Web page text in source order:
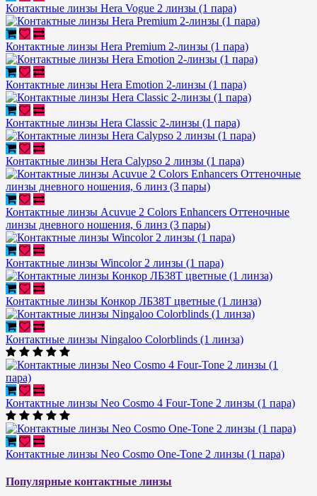
Контактные линзы Hera Vogue 2 линзы (1 пара)
Контактные линзы Hera Premium 2-линзы (1 пара)
Контактные линзы Hera Emotion 2-линзы (1 пара)
Контактные линзы Hera Classic 2-линзы (1 пара)
Контактные линзы Hera Calypso 2 линзы (1 пара)
Контактные линзы Acuvue 2 Colors Enhancers Оттеночные
линзы дневного ношения, 6 линз (3 пары)
Контактные линзы Wincolor 2 линзы (1 пара)
Контактные линзы Конкор ЛБ38Т цветные (1 линза)
Контактные линзы Ningaloo Colorblinds (1 линза)
Контактные линзы Neo Cosmo 4 Four-Tone 2 линзы (1 пара)
Контактные линзы Neo Cosmo One-Tone 2 линзы (1 пара)
Популярные контактные линзы